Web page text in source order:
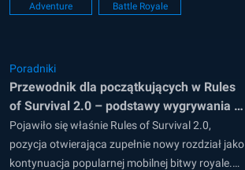
wszelkiego rodzaju sprzętu, wyposażenia i
Adventure
Battle Royale
Poradniki
Przewodnik dla początkujących w Rules
of Survival 2.0 – podstawy wygrywania w
terenie
Pojawiło się właśnie Rules of Survival 2.0,
pozycja otwierająca zupełnie nowy rozdział jako
kontynuacja popularnej mobilnej bitwy royale.